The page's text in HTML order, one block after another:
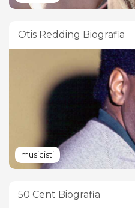
Otis Redding Biografia
musicisti
50 Cent Biografia